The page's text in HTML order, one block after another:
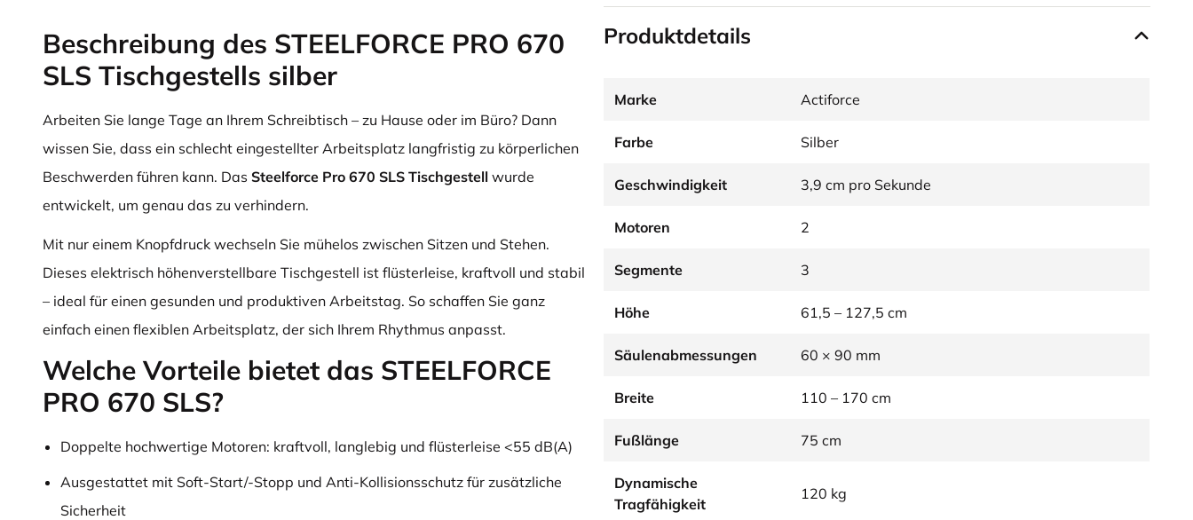
Beschreibung des STEELFORCE PRO 670
SLS Tischgestells silber
Arbeiten Sie lange Tage an Ihrem Schreibtisch – zu Hause oder im Büro? Dann
wissen Sie, dass ein schlecht eingestellter Arbeitsplatz langfristig zu körperlichen
Beschwerden führen kann. Das Steelforce Pro 670 SLS Tischgestell wurde
entwickelt, um genau das zu verhindern.
Mit nur einem Knopfdruck wechseln Sie mühelos zwischen Sitzen und Stehen.
Dieses elektrisch höhenverstellbare Tischgestell ist flüsterleise, kraftvoll und stabil
– ideal für einen gesunden und produktiven Arbeitstag. So schaffen Sie ganz
einfach einen flexiblen Arbeitsplatz, der sich Ihrem Rhythmus anpasst.
Welche Vorteile bietet das STEELFORCE
PRO 670 SLS?
Doppelte hochwertige Motoren: kraftvoll, langlebig und flüsterleise <55 dB(A)
Ausgestattet mit Soft-Start/-Stopp und Anti-Kollisionsschutz für zusätzliche
Sicherheit
Produktdetails
Marke Actiforce
Farbe Silber
Geschwindigkeit 3,9 cm pro Sekunde
Motoren 2
Segmente 3
Höhe 61,5 – 127,5 cm
Säulenabmessungen 60 × 90 mm
Breite 110 – 170 cm
Fußlänge 75 cm
Dynamische
Tragfähigkeit
120 kg